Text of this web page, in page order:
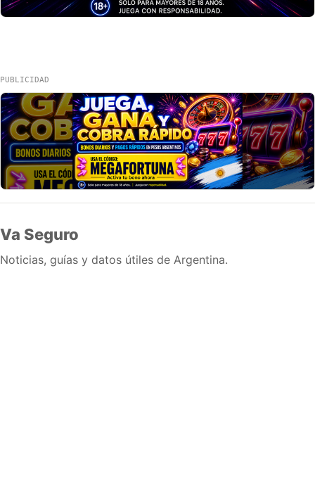
PUBLICIDAD
Va Seguro
Noticias, guías y datos útiles de Argentina.